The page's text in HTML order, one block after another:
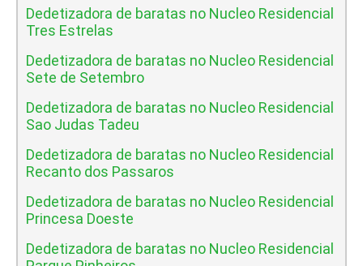
Dedetizadora de baratas no Nucleo Residencial
Tres Estrelas
Dedetizadora de baratas no Nucleo Residencial
Sete de Setembro
Dedetizadora de baratas no Nucleo Residencial
Sao Judas Tadeu
Dedetizadora de baratas no Nucleo Residencial
Recanto dos Passaros
Dedetizadora de baratas no Nucleo Residencial
Princesa Doeste
Dedetizadora de baratas no Nucleo Residencial